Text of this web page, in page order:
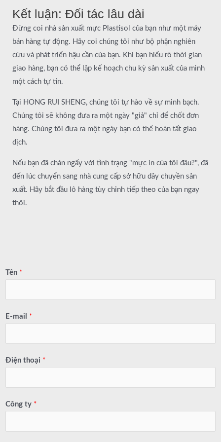
Kết luận: Đối tác lâu dài
Đừng coi nhà sản xuất mực Plastisol của bạn như một máy
bán hàng tự động. Hãy coi chúng tôi như bộ phận nghiên
cứu và phát triển hậu cần của bạn. Khi bạn hiểu rõ thời gian
giao hàng, bạn có thể lập kế hoạch chu kỳ sản xuất của mình
một cách tự tin.
Tại HONG RUI SHENG, chúng tôi tự hào về sự minh bạch.
Chúng tôi sẽ không đưa ra một ngày "giả" chỉ để chốt đơn
hàng. Chúng tôi đưa ra một ngày bạn có thể hoàn tất giao
dịch.
Nếu bạn đã chán ngấy với tình trạng "mực in của tôi đâu?", đã
đến lúc chuyển sang nhà cung cấp sở hữu dây chuyền sản
xuất. Hãy bắt đầu lô hàng tùy chỉnh tiếp theo của bạn ngay
thôi.
Tên *
E-mail *
Điện thoại *
Công ty *